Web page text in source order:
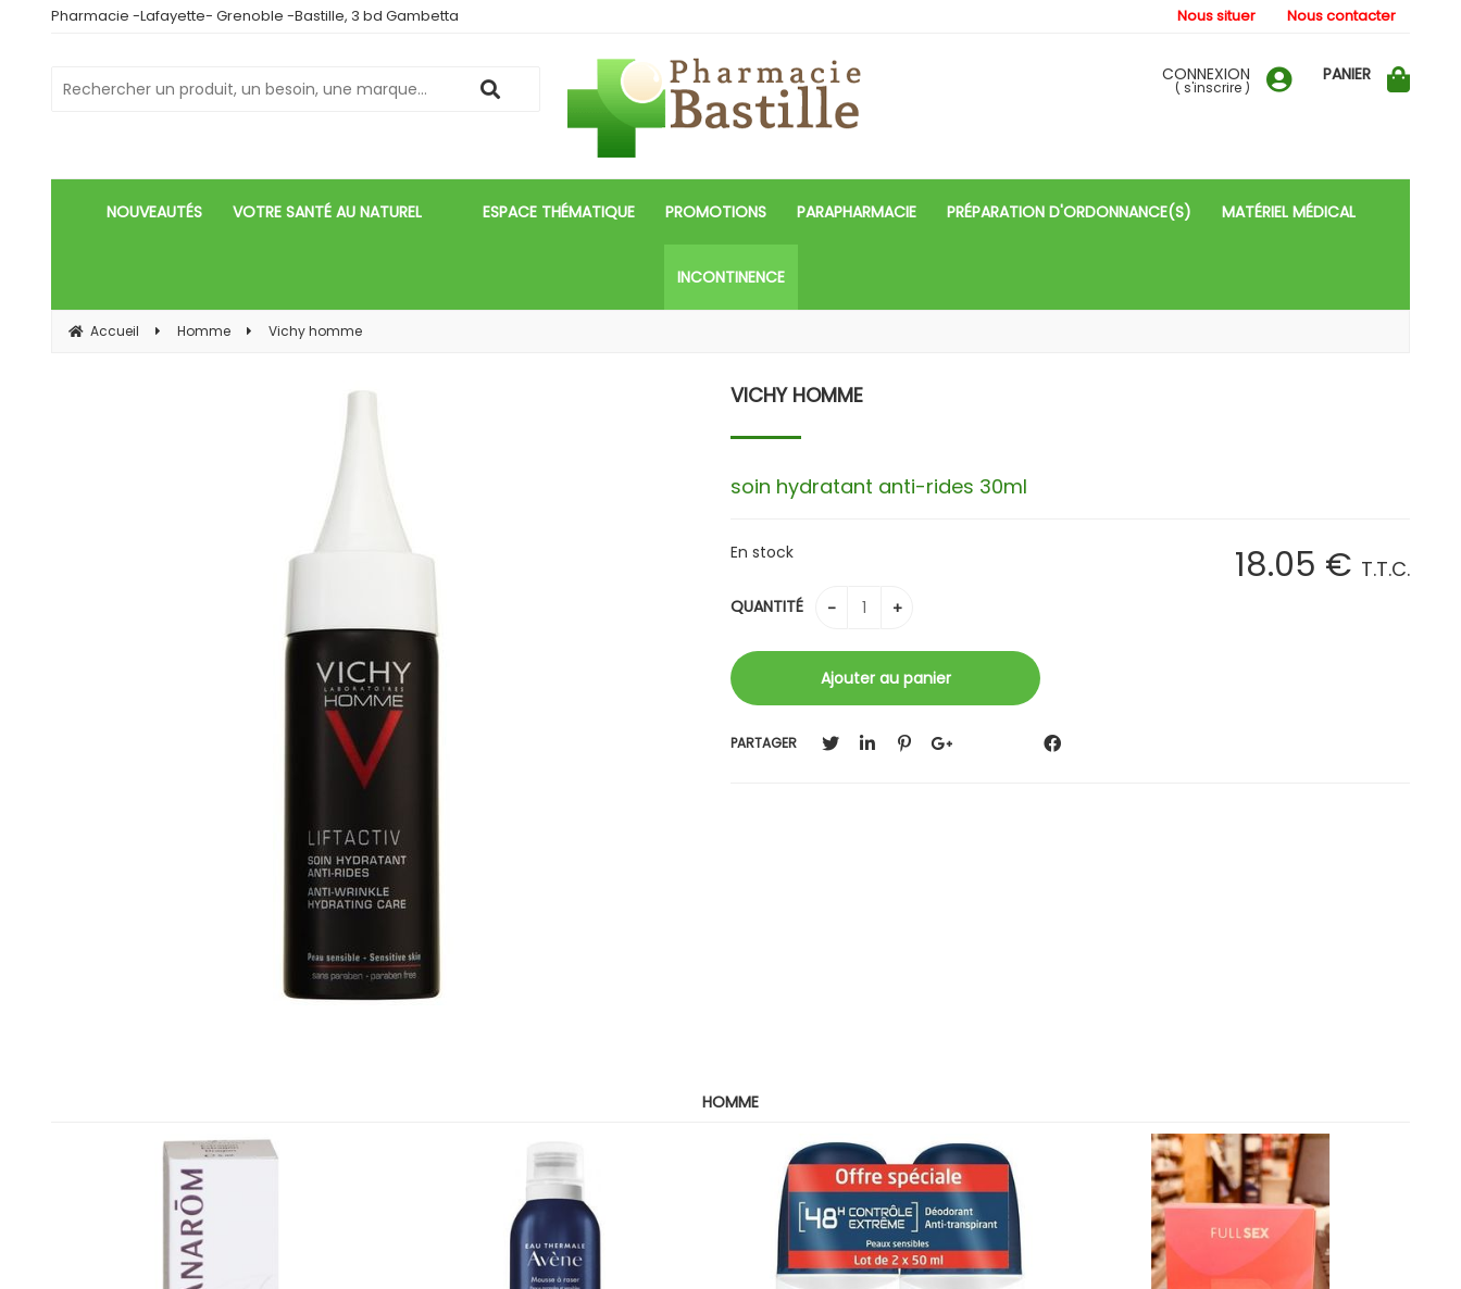
Pharmacie -Lafayette- Grenoble -Bastille, 3 bd Gambetta
CONNEXION
( s'inscrire )
PANIER
NOUVEAUTÉS VOTRE SANTÉ AU NATUREL ESPACE THÉMATIQUE PROMOTIONS PARAPHARMACIE PRÉPARATION D'ORDONNANCE(S) MATÉRIEL MÉDICAL
INCONTINENCE
Accueil Homme Vichy homme
VICHY HOMME
soin hydratant anti-rides 30ml
18.05 € T.T.C.
En stock
QUANTITÉ
PARTAGER
HOMME
Nous situer Nous contacter